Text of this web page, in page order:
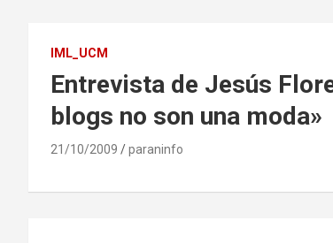
IML_UCM
Entrevista de Jesús
blogs no son una moda»
21/10/2009 paraninfo